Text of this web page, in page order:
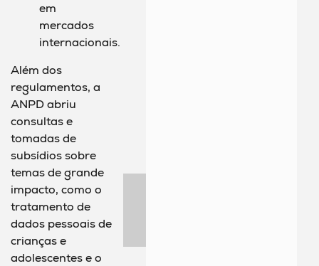
em
mercados
internacionais.
Além dos
regulamentos, a
ANPD abriu
consultas e
tomadas de
subsídios sobre
temas de grande
impacto, como o
tratamento de
dados pessoais de
crianças e
adolescentes e o